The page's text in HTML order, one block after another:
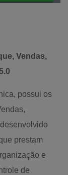
Vendas,
possui os
prestam
e
de